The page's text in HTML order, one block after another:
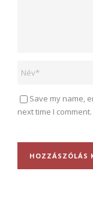
Save my name,
next time I comment.